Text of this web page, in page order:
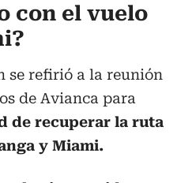
con el vuelo
se refirió a la reunión
de Avianca para
de recuperar la ruta
y Miami.